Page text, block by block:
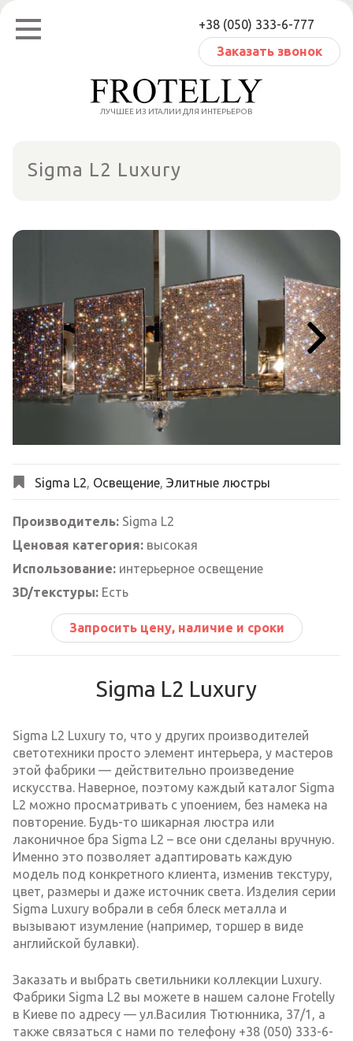
Перейти
содержанию
+38 (050) 333-6-777
Заказать звонок
ЛУЧШЕЕ ИЗ ИТАЛИИ ДЛЯ ИНТЕРЬЕРОВ
Sigma L2 Luxury
Next
Sigma L2, Освещение, Элитные люстры
Производитель: Sigma L2
Ценовая категория: высокая
Использование: интерьерное освещение
3D/текстуры: Есть
Запросить цену, наличие и сроки
Sigma L2 Luxury
Sigma L2 Luxury то, что у других производителей
светотехники просто элемент интерьера, у мастеров
этой фабрики — действительно произведение
искусства. Наверное, поэтому каждый каталог Sigma
L2 можно просматривать с упоением, без намека на
повторение. Будь-то шикарная люстра или
лаконичное бра Sigma L2 – все они сделаны вручную.
Именно это позволяет адаптировать каждую
модель под конкретного клиента, изменив текстуру,
цвет, размеры и даже источник света. Изделия серии
Sigma Luxury вобрали в себя блеск металла и
вызывают изумление (например, торшер в виде
английской булавки).
Заказать и выбрать светильники коллекции Luxury.
Фабрики Sigma L2 вы можете в нашем салоне Frotelly
в Киеве по адресу — ул.Василия Тютюнника, 37/1, а
также связаться с нами по телефону +38 (050) 333-6-